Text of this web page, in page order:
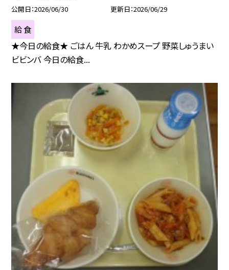
公開日 2026/06/30 更新日 2026/06/29
給 食
★今日の給食★ ごはん 牛乳 わかめスープ 野菜しゅうまい
ビビンバ 今日の給食...